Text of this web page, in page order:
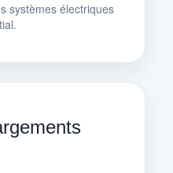
systèmes électriques